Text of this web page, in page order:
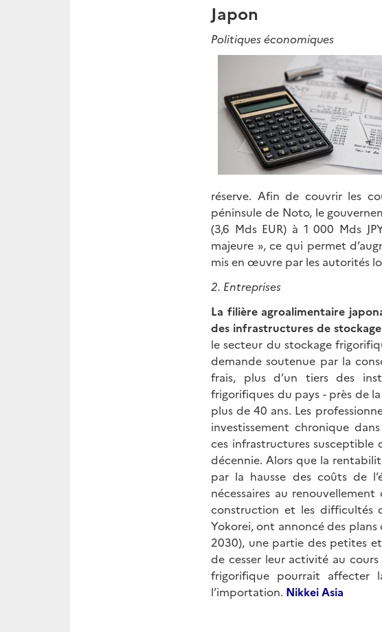
Japon
Politiques économiques
réserve. Afin de couvrir les
péninsule de Noto, le
(3,6 Mds EUR) à 1 000 Mds
majeure », ce qui permet
mis en œuvre par les autorités
2. Entreprises
La filière agroalimentaire
des infrastructures de
le secteur du stockage
demande soutenue par la
frais, plus d’un tiers des
frigorifiques du pays - près de
plus de 40 ans. Les
investissement chronique
ces infrastructures susceptible
décennie. Alors que la
par la hausse des coûts de
nécessaires au
construction et les difficultés
Yokorei, ont annoncé des
2030), une partie des petites
de cesser leur activité au
frigorifique pourrait affecter
l’importation. Nikkei Asia